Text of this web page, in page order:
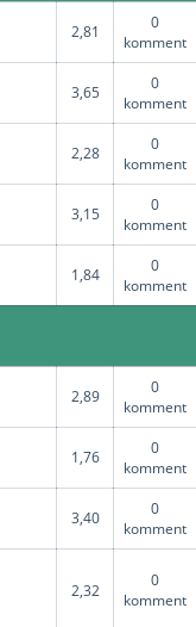
2,81
0
komment
3,65
0
komment
2,28
0
komment
3,15
0
komment
1,84
0
komment
2,89
0
komment
1,76
0
komment
3,40
0
komment
2,32
0
komment